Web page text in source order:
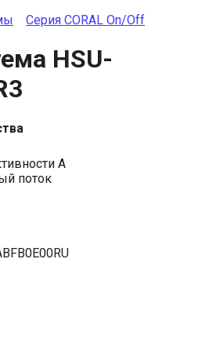
Серия CORAL On/Off
HSU-
A
поток